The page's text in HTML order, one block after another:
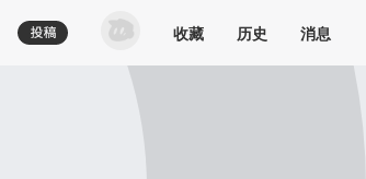
收藏 历史 消息